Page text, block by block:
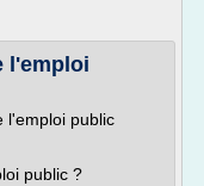
l'emploi
l'emploi public
public ?